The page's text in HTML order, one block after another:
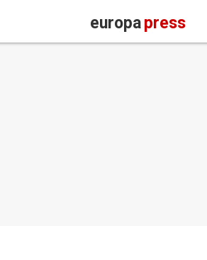
europapress